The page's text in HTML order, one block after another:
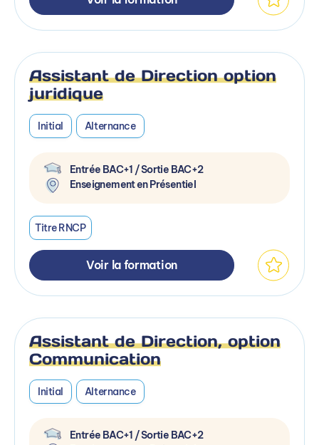
Assistant de Direction option
juridique
Initial Alternance
Entrée BAC+1 / Sortie BAC+2
Enseignement en Présentiel
Titre RNCP
Voir la formation
Assistant de Direction, option
Communication
Initial Alternance
Entrée BAC+1 / Sortie BAC+2